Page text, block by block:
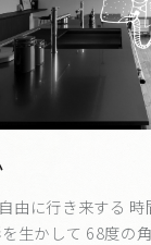
由に行き来する